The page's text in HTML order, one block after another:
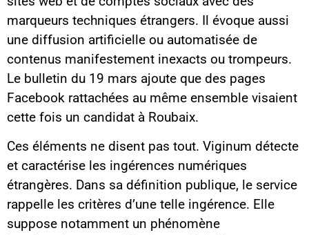
marqueurs techniques étrangers. Il évoque aussi
une diffusion artificielle ou automatisée de
contenus manifestement inexacts ou trompeurs.
Le bulletin du 19 mars ajoute que des pages
Facebook rattachées au même ensemble visaient
cette fois un candidat à Roubaix.
Ces éléments ne disent pas tout. Viginum détecte
et caractérise les ingérences numériques
étrangères. Dans sa définition publique, le service
rappelle les critères d’une telle ingérence. Elle
suppose notamment un phénomène